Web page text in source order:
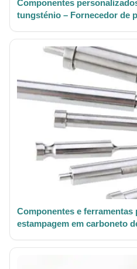
Componentes
tungsténio – Fornecedor de
Componentes e ferramentas
estampagem em carboneto